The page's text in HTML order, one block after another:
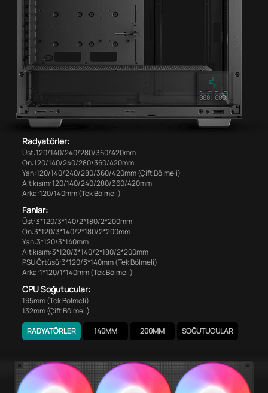
Radyatörler:
Üst:120/140/240/280/360/420mm
Ön:120/140/240/280/360/420mm
Yan:120/140/240/280/360/420mm (Çift Bölmeli)
Alt kısım:120/140/240/280/360/420mm
Arka:120/140mm (Tek Bölmeli)
Fanlar:
Üst:3*120/3*140/2*180/2*200mm
Ön:3*120/3*140/2*180/2*200mm
Yan:3*120/3*140mm
Alt kısım:3*120/3*140/2*180/2*200mm
PSU Örtüsü:3*120/3*140mm (Tek Bölmeli)
Arka:1*120/1*140mm (Tek Bölmeli)
CPU Soğutucular:
195mm (Tek Bölmeli)
132mm (Çift Bölmeli)
RADYATÖRLER 140MM 200MM SOĞUTUCULAR